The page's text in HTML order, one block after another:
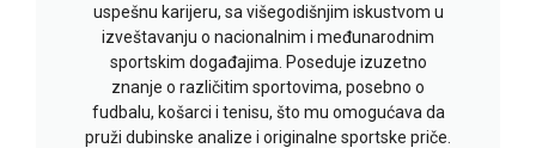
uspešnu karijeru, sa višegodišnjim iskustvom u
izveštavanju o nacionalnim i međunarodnim
sportskim događajima. Poseduje izuzetno
znanje o različitim sportovima, posebno o
fudbalu, košarci i tenisu, što mu omogućava da
pruži dubinske analize i originalne sportske priče.